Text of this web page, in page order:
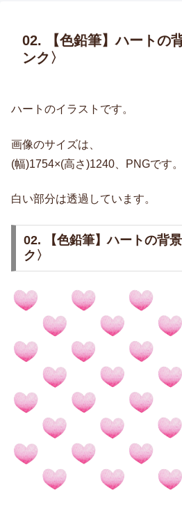
02. 【色鉛筆】ハートの
ンク〉
ハートのイラストです。
画像のサイズは、
(幅)1754×(高さ)1240、PNGです。
白い部分は透過しています。
02. 【色鉛筆】ハートの背
ク〉